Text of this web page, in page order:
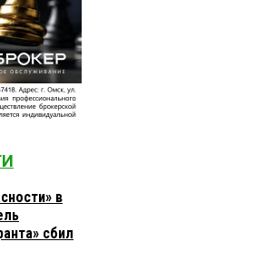
в
сбил